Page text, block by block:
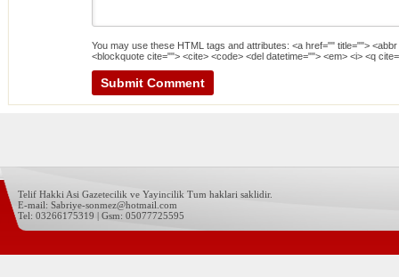
You may use these HTML tags and attributes: <a href="" title="">
<blockquote cite=""> <cite> <code> <del datetime=""> <em> <i> <q
Telif Hakki Asi Gazetecilik ve Yayincilik Tum haklari saklidir.
E-mail: Sabriye-sonmez@hotmail.com
Tel: 03266175319 | Gsm: 05077725595